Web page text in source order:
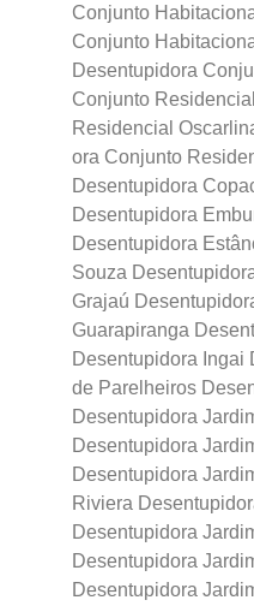
Conjunto
Conjunto
Desentupidora
Conjunto
Residencial
ora Conjunto
Desentupidora
Desentupidora
Desentupidora
Souza
Grajaú
Guarapiranga
Desentupidora Ingai
de Parelheiros
Desentupidora
Desentupidora
Desentupidora
Riviera
Desentupidora
Desentupidora
Desentupidora